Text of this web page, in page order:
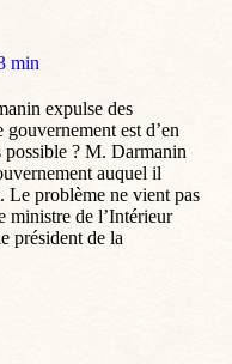
min
expulse des
est d’en
possible ? M. Darmanin
auquel il
Le problème ne vient pas
ministre de l’Intérieur
président de la